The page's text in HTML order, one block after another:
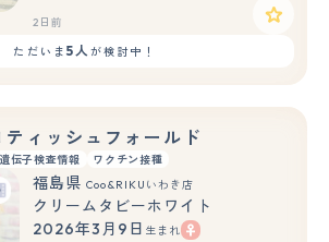
2日前
ただいま 5人が検討中！
ティッシュフォールド
遺伝子検査情報 ワクチン接種
福島県 Coo&RIKUいわき店
クリームタビーホワイト
2026年3月9日 生まれ